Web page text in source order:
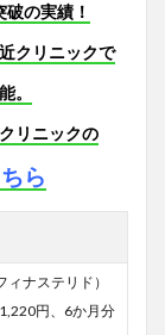
の実績！
クリニックで
。
リニックの
ら
ナステリド）
円、6か月分